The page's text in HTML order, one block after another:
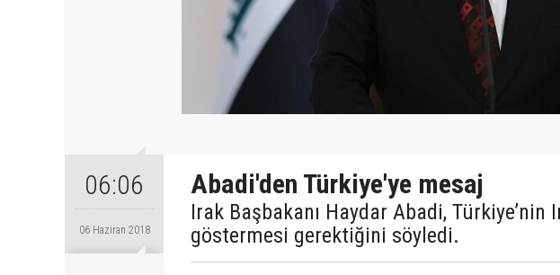
06:06
06 Haziran 2018
Abadi'den Türkiye'ye mesaj
Irak Başbakanı Haydar Abadi, Türkiye’nin
göstermesi gerektiğini söyledi.